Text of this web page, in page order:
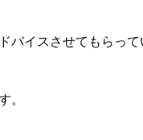
バイスさせてもらって
。